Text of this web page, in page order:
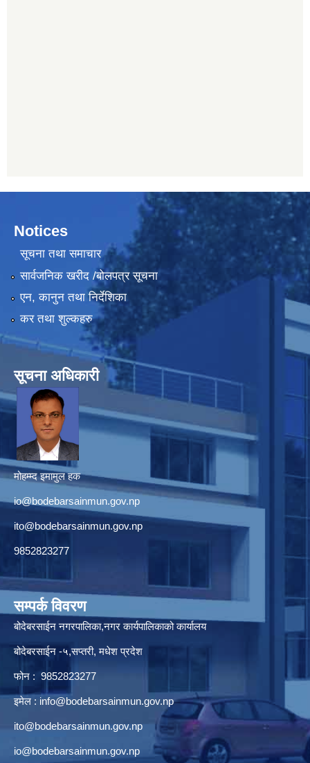
Notices
सूचना तथा समाचार
सार्वजनिक खरीद /बोलपत्र सूचना
एन, कानुन तथा निर्देशिका
कर तथा शुल्कहरु
सूचना अधिकारी
मोहम्म्द इमामुल हक
io@bodebarsainmun.gov.np
ito@bodebarsainmun.gov.np
9852823277
सम्पर्क विवरण
बोदेबरसाईन नगरपालिका,नगर कार्यपालिकाको कार्यालय
बोदेबरसाईन -५,सप्तरी, मधेश प्रदेश
फोन : 9852823277
इमेल : info@bodebarsainmun.gov.np
ito@bodebarsainmun.gov.np
io@bodebarsainmun.gov.np